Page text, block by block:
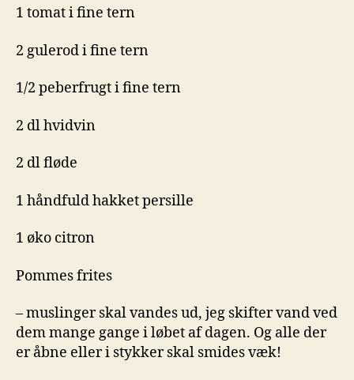
1 tomat i fine tern
2 gulerod i fine tern
1/2 peberfrugt i fine tern
2 dl hvidvin
2 dl fløde
1 håndfuld hakket persille
1 øko citron
Pommes frites
– muslinger skal vandes ud, jeg skifter vand ved
dem mange gange i løbet af dagen. Og alle der
er åbne eller i stykker skal smides væk!